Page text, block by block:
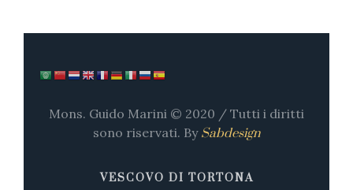
Mons. Guido Marini © 2020 / Tutti i diritti
sono riservati. By Sabdesign
VESCOVO DI TORTONA